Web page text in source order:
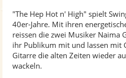
"The Hep Hot n' High" spielt
40er-Jahre. Mit ihren
reissen die zwei Musiker Naima
ihr Publikum mit und lassen mit
Gitarre die alten Zeiten wieder
wackeln.